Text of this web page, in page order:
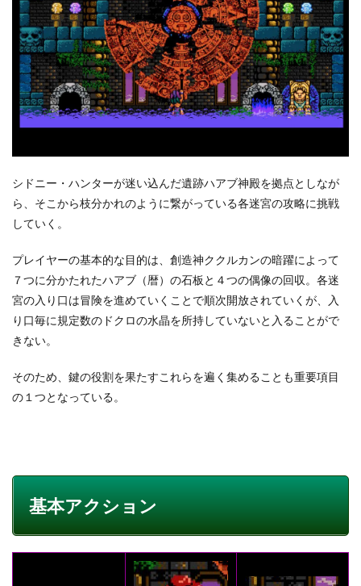
シドニー・ハンターが迷い込んだ遺跡ハアブ神殿を拠点としなが
ら、そこから枝分かれのように繋がっている各迷宮の攻略に挑戦
していく。
プレイヤーの基本的な目的は、創造神ククルカンの暗躍によって
７つに分かたれたハアブ（暦）の石板と４つの偶像の回収。各迷
宮の入り口は冒険を進めていくことで順次開放されていくが、入
り口毎に規定数のドクロの水晶を所持していないと入ることがで
きない。
そのため、鍵の役割を果たすこれらを遍く集めることも重要項目
の１つとなっている。
基本アクション